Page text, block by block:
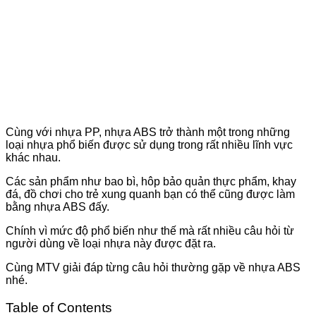
Cùng với nhựa PP, nhựa ABS trở thành một trong những
loại nhựa phổ biến được sử dụng trong rất nhiều lĩnh vực
khác nhau.
Các sản phẩm như bao bì, hôp bảo quản thực phẩm, khay
đá, đồ chơi cho trẻ xung quanh bạn có thể cũng được làm
bằng nhựa ABS đấy.
Chính vì mức độ phổ biến như thế mà rất nhiều câu hỏi từ
người dùng về loại nhựa này được đặt ra.
Cùng MTV giải đáp từng câu hỏi thường gặp về nhựa ABS
nhé.
Table of Contents